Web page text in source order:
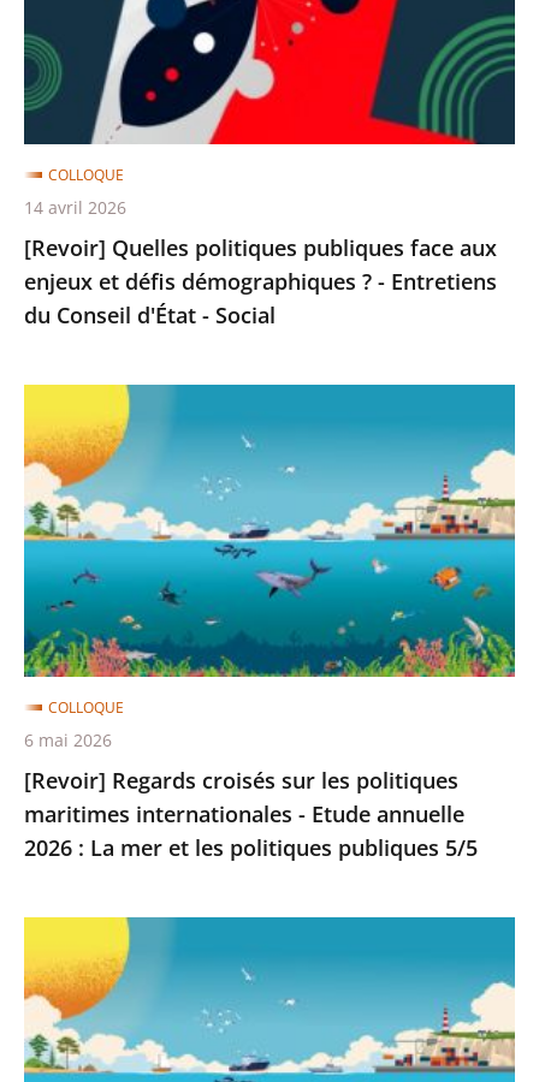
enjeux
et
défis
démographiques
?
Entretiens
du
Conseil
-
[Revoir] Quelles politiques publiques face aux
enjeux et défis démographiques ? - Entretiens
du Conseil d'État - Social
COLLOQUE
14 avril 2026
Regards
croisés
sur
les
politiques
maritimes
internationales
-
Etude
annuelle
2026
La
politiques
publiques
5/5
[Revoir] Regards croisés sur les politiques
maritimes internationales - Etude annuelle
2026 : La mer et les politiques publiques 5/5
COLLOQUE
6 mai 2026
La
mer
et
les